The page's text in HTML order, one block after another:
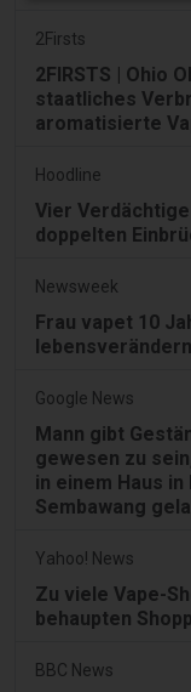
2Firsts
2FIRSTS | Ohio
staatliches
aromatisierte
Hoodline
Vier
doppelten
Newsweek
Frau vapet 10
Google News
Mann gibt
gewesen zu
in einem Haus
Sembawang
Yahoo! News
Zu viele Vape-
behaupten
BBC News